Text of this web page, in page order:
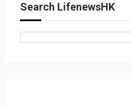
Search LifenewsHK